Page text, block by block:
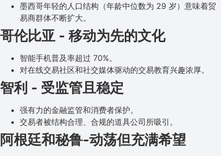
墨西哥年轻的人口结构（年龄中位数为 29 岁）意味着贸
易商群体不断扩大。
哥伦比亚 - 移动为先的文化
智能手机普及率超过 70%。
对在线交易社区和社交媒体驱动的交易教育兴趣浓厚。
智利 - 受监管且稳定
强有力的金融监管和消费者保护。
交易者被结构合理、合规的道具公司所吸引。
阿根廷和秘鲁-动荡但充满希望